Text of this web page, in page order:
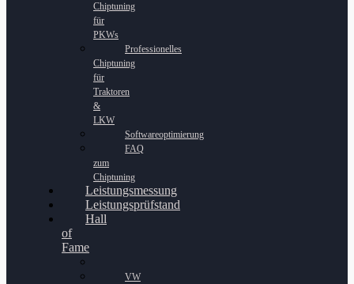
Chiptuning
für
PKWs
Professionelles
Chiptuning
für
Traktoren
&
LKW
Softwareoptimierung
FAQ
zum
Chiptuning
Leistungsmessung
Leistungsprüfstand
Hall
of
Fame
VW